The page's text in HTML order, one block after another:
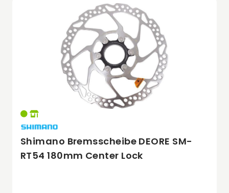
Shimano Bremsscheibe DEORE SM-
RT54 180mm Center Lock